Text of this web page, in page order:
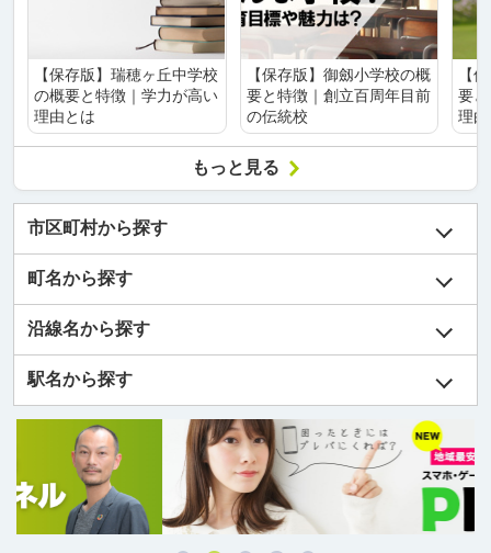
【保存版】瑞穂ヶ丘中学校
の概要と特徴｜学力が高い
理由とは
【保存版】御劔小学校の概
要と特徴｜創立百周年目前
の伝統校
【
要
理
もっと見る
市区町村から探す
町名から探す
沿線名から探す
駅名から探す